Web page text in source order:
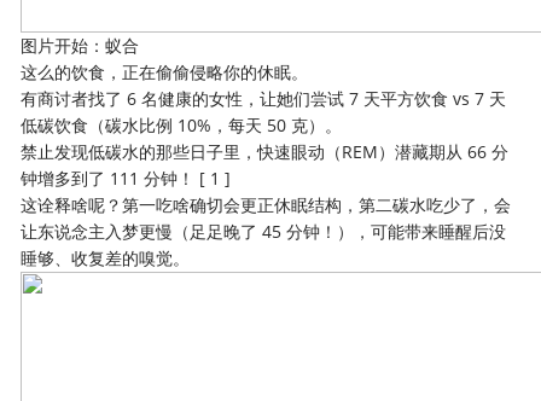
图片开始：蚁合
这么的饮食，正在偷偷侵略你的休眠。
有商讨者找了 6 名健康的女性，让她们尝试 7 天平方饮食 vs 7 天
低碳饮食（碳水比例 10%，每天 50 克）。
禁止发现低碳水的那些日子里，快速眼动（REM）潜藏期从 66 分
钟增多到了 111 分钟！ [ 1 ]
这诠释啥呢？第一吃啥确切会更正休眠结构，第二碳水吃少了，会
让东说念主入梦更慢（足足晚了 45 分钟！），可能带来睡醒后没
睡够、收复差的嗅觉。